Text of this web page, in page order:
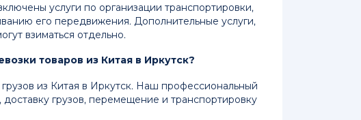
услуги по организации транспортировки,
его передвижения. Дополнительные услуги,
взиматься отдельно.
товаров из Китая в Иркутск?
из Китая в Иркутск. Наш профессиональный
грузов, перемещение и транспортировку